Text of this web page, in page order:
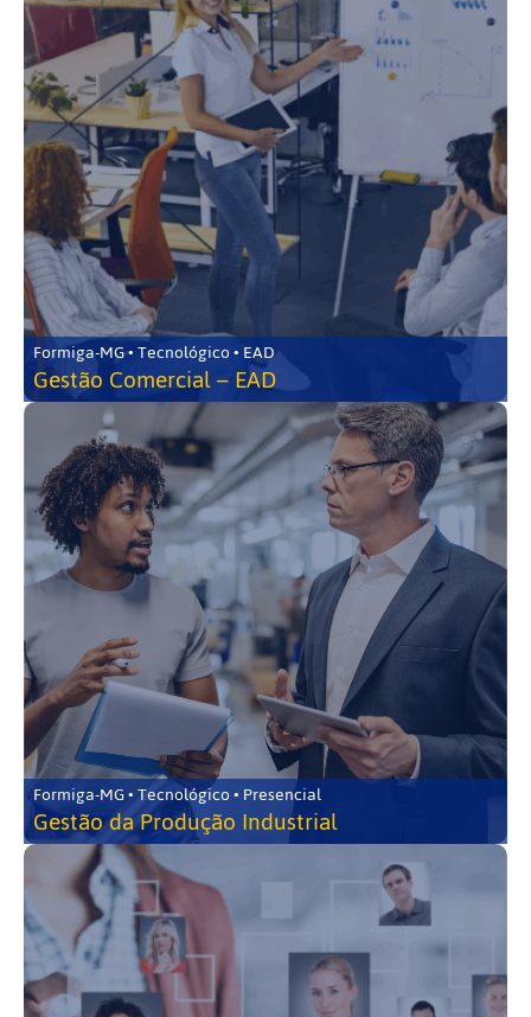
Formiga-MG • Tecnológico • EAD
Gestão Comercial – EAD
Formiga-MG • Tecnológico • Presencial
Gestão da Produção Industrial